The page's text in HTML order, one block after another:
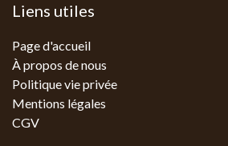
Liens utiles
Page d'accueil
À propos de nous
Politique vie privée
Mentions légales
CGV